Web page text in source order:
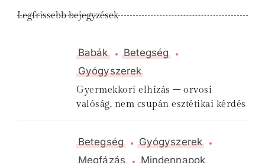
Legfrissebb bejegyzések
Babák
Betegség
Gyógyszerek
Gyermekkori elhízás – orvosi
valóság, nem csupán esztétikai kérdés
Betegség
Gyógyszerek
Megfázás
Mindennapok